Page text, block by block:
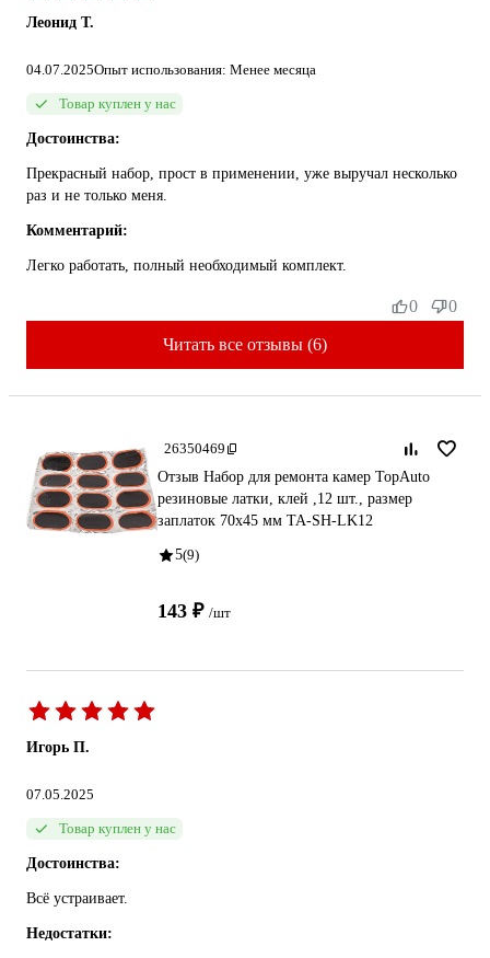
Леонид Т.
04.07.2025Опыт использования: Менее месяца
Товар куплен у нас
Достоинства:
Прекрасный набор, прост в применении, уже выручал несколько
раз и не только меня.
Комментарий:
Легко работать, полный необходимый комплект.
Читать все отзывы (6)
0 0
26350469
Отзыв Набор для ремонта камер TopAuto
резиновые латки, клей ,12 шт., размер
заплаток 70x45 мм TA-SH-LK12
5(9)
143 ₽ /шт
Игорь П.
07.05.2025
Товар куплен у нас
Достоинства:
Всё устраивает.
Недостатки: